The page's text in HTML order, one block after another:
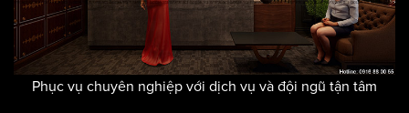
Phục vụ chuyên nghiệp với dịch vụ và đội ngũ tận tâm